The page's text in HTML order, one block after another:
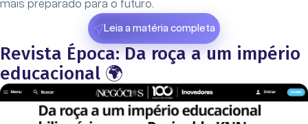
mais preparado para o futuro.
Leia a matéria completa
Revista Época: Da roça a um império
educacional 🌍